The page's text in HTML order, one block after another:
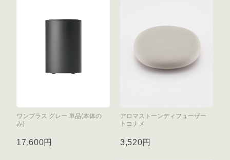
ワンプラス グレー 単品(本体の
み)
17,600円
アロマストーンディフューザー
トコナメ
3,520円